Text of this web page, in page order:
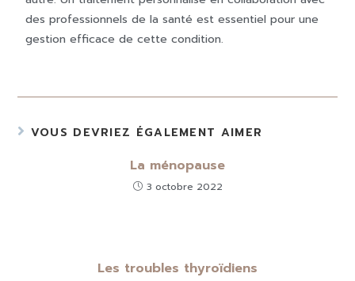
des professionnels de la santé est essentiel pour une
gestion efficace de cette condition.
VOUS DEVRIEZ ÉGALEMENT AIMER
La ménopause
3 octobre 2022
Les troubles thyroïdiens